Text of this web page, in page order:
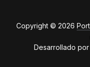
Copyright © 2026
Desarrollado